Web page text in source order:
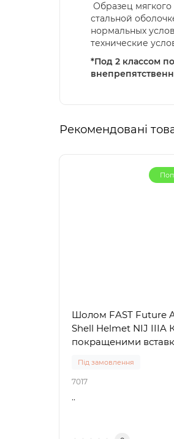
Образец
стальной
нормальных
технические
*Под 2 классом
Рекомендовані
Шолом FAST Future
Shell Helmet NIJ IIIA
покращеними
Під замовлення
7017
..